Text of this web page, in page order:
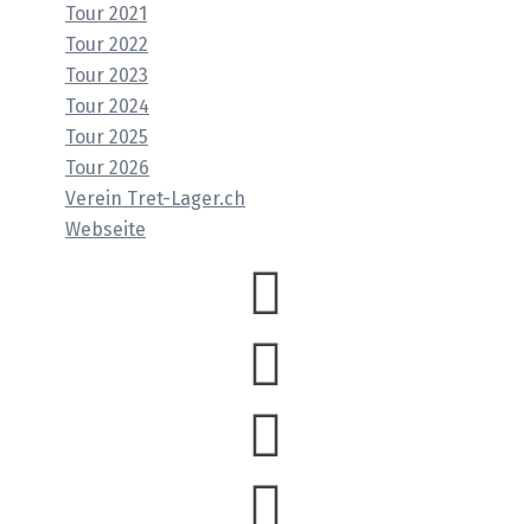
Tour 2021
Tour 2022
Tour 2023
Tour 2024
Tour 2025
Tour 2026
Verein Tret-Lager.ch
Webseite